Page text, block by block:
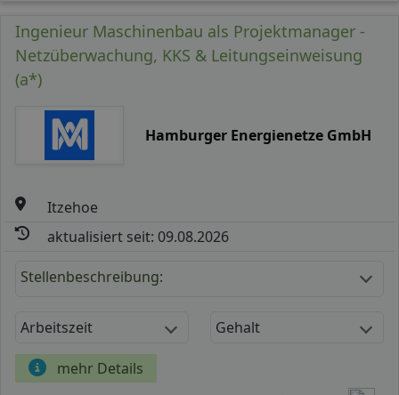
Ingenieur Maschinenbau als Projektmanager -
Netzüberwachung, KKS & Leitungseinweisung
(a*)
Hamburger Energienetze GmbH
Itzehoe
aktualisiert seit: 09.08.2026
Stellenbeschreibung:
Arbeitszeit Gehalt
mehr Details